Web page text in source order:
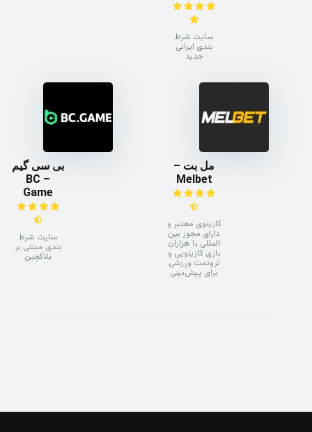
سایت شرط
بندی ایرانی
جدید
مل بت –
Melbet
کازینوی معتبر و
دارای مجوز بین
المللی با هزاران
بازی کازینویی و
ترونمت ورزشی
برای پیش‌بینی
بی سی گیم
– BC
Game
سایت شرط
بندی مبتنی بر
بلاکچین